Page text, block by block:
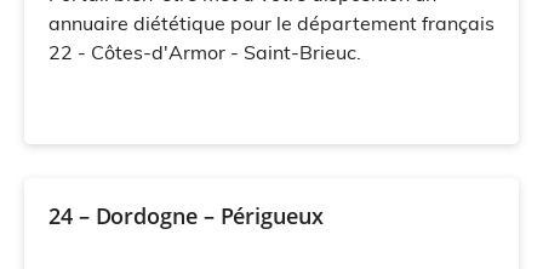
annuaire diététique pour le département français
22 - Côtes-d'Armor - Saint-Brieuc.
24 – Dordogne – Périgueux